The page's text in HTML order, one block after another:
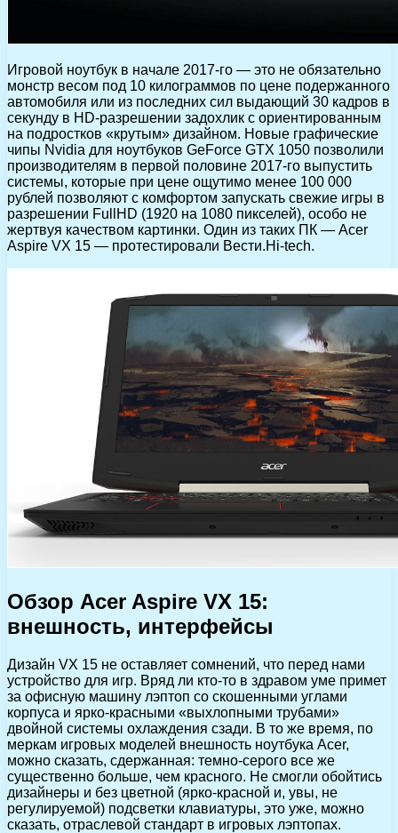
Игровой ноутбук в начале 2017-го — это не обязательно
монстр весом под 10 килограммов по цене подержанного
автомобиля или из последних сил выдающий 30 кадров в
секунду в HD-разрешении задохлик с ориентированным
на подростков «крутым» дизайном. Новые графические
чипы Nvidia для ноутбуков GeForce GTX 1050 позволили
производителям в первой половине 2017-го выпустить
системы, которые при цене ощутимо менее 100 000
рублей позволяют с комфортом запускать свежие игры в
разрешении FullHD (1920 на 1080 пикселей), особо не
жертвуя качеством картинки. Один из таких ПК — Acer
Aspire VX 15 — протестировали Вести.Hi-tech.
Обзор Acer Aspire VX 15:
внешность, интерфейсы
Дизайн VX 15 не оставляет сомнений, что перед нами
устройство для игр. Вряд ли кто-то в здравом уме примет
за офисную машину лэптоп со скошенными углами
корпуса и ярко-красными «выхлопными трубами»
двойной системы охлаждения сзади. В то же время, по
меркам игровых моделей внешность ноутбука Acer,
можно сказать, сдержанная: темно-серого все же
существенно больше, чем красного. Не смогли обойтись
дизайнеры и без цветной (ярко-красной и, увы, не
регулируемой) подсветки клавиатуры, это уже, можно
сказать, отраслевой стандарт в игровых лэптопах.